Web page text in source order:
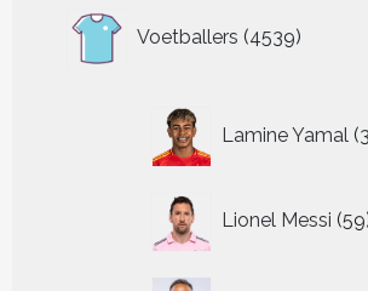
Voetballers 4539
Lamine Yamal
Lionel Messi 59